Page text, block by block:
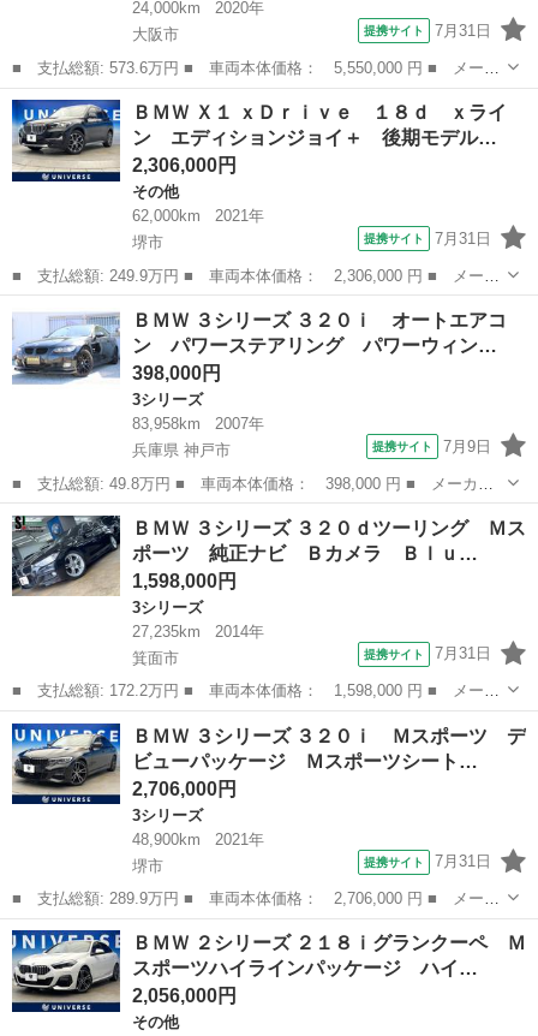
24,000km
2020年
大阪市
提携サイト 7月31日
■ 支払総額: 573.6万円 ■ 車両本体価格： 5,550,000 円 ■ メーカ
ー名： ＢＭＷ ■ 車種名： Ｍ２ ■ グレード名： コンペティシ
ョン 直列６気筒ツインターボエンジン ４１０馬力 ハーマンカー
ドンスピ...
大阪 大阪市
ＢＭＷ Ｘ１ ｘＤｒｉｖｅ １８ｄ ｘライ
ン エディションジョイ＋ 後期モデル…
2,306,000円
その他
62,000km
2021年
堺市
提携サイト 7月31日
■ 支払総額: 249.9万円 ■ 車両本体価格： 2,306,000 円 ■ メーカ
ー名： ＢＭＷ ■ 車種名： Ｘ１ ■ グレード名： ｘＤｒｉｖ
ｅ １８ｄ ｘライン エディションジョイ＋ 後期モデル ハイラ
インＰＫＧ...
堺市
ＢＭＷ ３シリーズ ３２０ｉ オートエアコ
ン パワーステアリング パワーウィン…
398,000円
3シリーズ
83,958km
2007年
兵庫県 神戸市
提携サイト 7月9日
■ 支払総額: 49.8万円 ■ 車両本体価格： 398,000 円 ■ メーカー
名： ＢＭＷ ■ 車種名： ３シリーズ ■ グレード名： ３２０
ｉ オートエアコン パワーステアリング パワーウィンドウ スマ
ートキー Ｗエ...
兵庫 神戸市
ＢＭＷ ３シリーズ ３２０ｄツーリング Ｍス
ポーツ 純正ナビ Ｂカメラ Ｂｌｕ…
1,598,000円
3シリーズ
27,235km
2014年
箕面市
提携サイト 7月31日
■ 支払総額: 172.2万円 ■ 車両本体価格： 1,598,000 円 ■ メーカ
ー名： ＢＭＷ ■ 車種名： ３シリーズ ■ グレード名： ３２０
ｄツーリング Ｍスポーツ 純正ナビ Ｂカメラ Ｂｌｕｅｔｏｏｔ
ｈ 追従...
大阪 箕面市
ＢＭＷ ３シリーズ ３２０ｉ Ｍスポーツ デ
ビューパッケージ Ｍスポーツシート…
2,706,000円
3シリーズ
48,900km
2021年
堺市
提携サイト 7月31日
■ 支払総額: 289.9万円 ■ 車両本体価格： 2,706,000 円 ■ メーカ
ー名： ＢＭＷ ■ 車種名： ３シリーズ ■ グレード名： ３２０
ｉ Ｍスポーツ デビューパッケージ Ｍスポーツシートパッケー
ジ コンフ...
大阪 堺市
ＢＭＷ ２シリーズ ２１８ｉグランクーペ Ｍ
スポーツハイラインパッケージ ハイ…
2,056,000円
その他